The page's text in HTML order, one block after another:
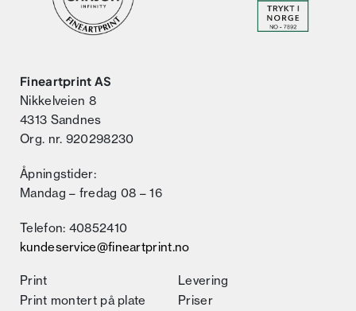
Fineartprint AS
Nikkelveien 8
4313 Sandnes
Org. nr. 920298230
Åpningstider:
Mandag – fredag 08 – 16
Telefon: 40852410
kundeservice@fineartprint.no
Print
Print montert på plate
Levering
Priser